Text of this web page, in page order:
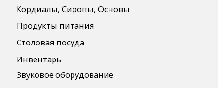
Политика конфиденциальности
данных